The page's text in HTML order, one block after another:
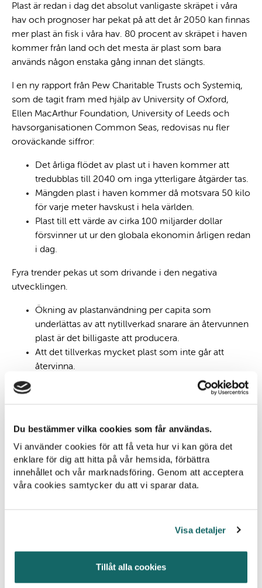
Du bestämmer vilka cookies som får användas.
Vi använder cookies för att få veta hur vi kan göra det
enklare för dig att hitta på vår hemsida, förbättra
innehållet och vår marknadsföring. Genom att acceptera
våra cookies samtycker du att vi sparar data.
Visa detaljer
Tillåt alla cookies
Plast är redan i dag det absolut vanligaste skräpet i våra
hav och prognoser har pekat på att det år 2050 kan finnas
mer plast än fisk i våra hav. 80 procent av skräpet i haven
kommer från land och det mesta är plast som bara
används någon enstaka gång innan det slängts.
I en ny rapport från Pew Charitable Trusts och Systemiq,
som de tagit fram med hjälp av University of Oxford,
Ellen MacArthur Foundation, University of Leeds och
havsorganisationen Common Seas, redovisas nu fler
oroväckande siffror:
Det årliga flödet av plast ut i haven kommer att
tredubblas till 2040 om inga ytterligare åtgärder tas.
Mängden plast i haven kommer då motsvara 50 kilo
för varje meter havskust i hela världen.
Plast till ett värde av cirka 100 miljarder dollar
försvinner ut ur den globala ekonomin årligen redan
i dag.
Fyra trender pekas ut som drivande i den negativa
utvecklingen.
Ökning av plastanvändning per capita som
underlättas av att nytillverkad snarare än återvunnen
plast är det billigaste att producera.
Att det tillverkas mycket plast som inte går att
återvinna.
Ökning av plastkonsumtion i länder där det saknas
ett fungerande återvinnings- eller avfallssystem.
I rapporten slår man också fast att dagens åtgärder, som
många sker på företagsnivå, nationell nivå eller till
exempel genom direktiv i EU eller liknande samarbeten,
är otillräckliga för att bromsa utvecklingen. Om alla
initiativ implementeras till 2040 kan läckaget av plast bli
Rapporten pekar på att det finns en potential att minska
plastflödet till haven med upp till 80 procent med dagens
tekniker, om alla åtgärder genomfördes så snart det går.